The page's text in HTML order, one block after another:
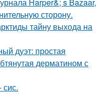
Harper&; s Bazaar,
сторону.
тайну выхода на
дуэт: простая
дерматином с
сис.